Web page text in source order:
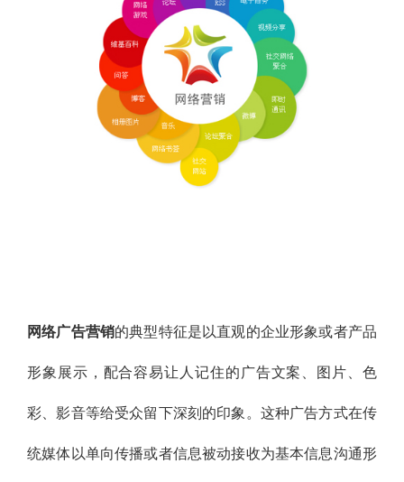
网络广告营销的典型特征是以直观的企业形象或者产品
形象展示，配合容易让人记住的广告文案、图片、色
彩、影音等给受众留下深刻的印象。这种广告方式在传
统媒体以单向传播或者信息被动接收为基本信息沟通形